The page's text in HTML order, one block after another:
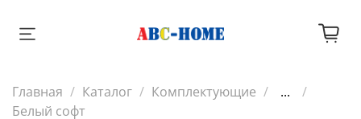
Главная Каталог Комплектующие
...
Белый софт